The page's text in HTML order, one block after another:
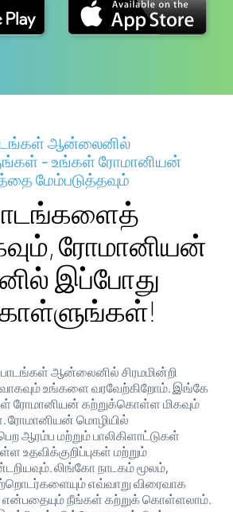
ஆன்லைனில்
- உங்கள் ரோமானியன்
மேம்படுத்தவும்
ரோமானியன்
இப்போது
ஆன்லைனில் சிரமமின்றி
உங்களை வரவேற்கிறோம். இங்கே
ரோமானியன் கற்றுக்கொள்ள மிகவும்
ரோமானியன் மொழியில்
ஆரம்ப மற்றும் பாலிகிளாட்டுகள்
உதவிக்குறிப்புகள் மற்றும்
லிங்கோ நாடகம் மூலம்,
எவ்வாறு விரைவாக
என்பதையும் நீங்கள் கற்றுக் கொள்ளலாம்.